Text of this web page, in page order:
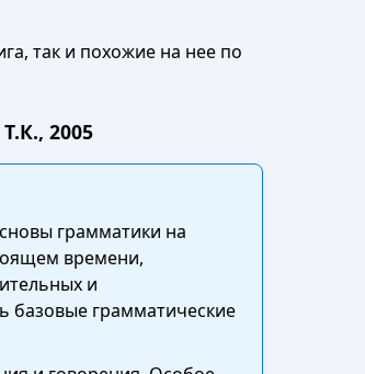
так и похожие на нее по
2005
грамматики на
времени,
и
базовые грамматические